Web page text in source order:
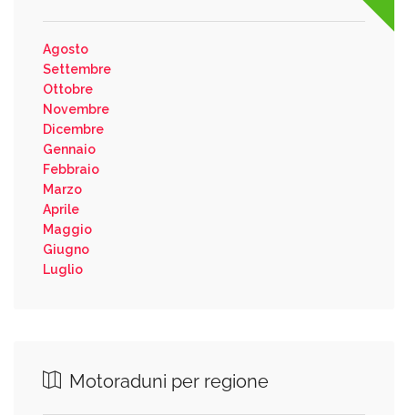
Agosto
Settembre
Ottobre
Novembre
Dicembre
Gennaio
Febbraio
Marzo
Aprile
Maggio
Giugno
Luglio
Motoraduni per regione